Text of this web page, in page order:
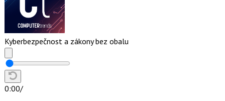
Kyberbezpečnost a zákony bez obalu
0:00/